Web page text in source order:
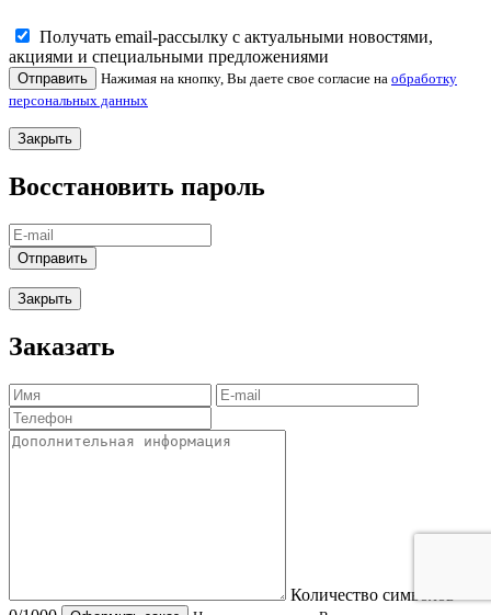
Получать email-рассылку с актуальными новостями,
акциями и специальными предложениями
Отправить Нажимая на кнопку, Вы даете свое согласие на обработку
персональных данных
Закрыть
Восстановить пароль
Отправить
Закрыть
Заказать
Количество символов